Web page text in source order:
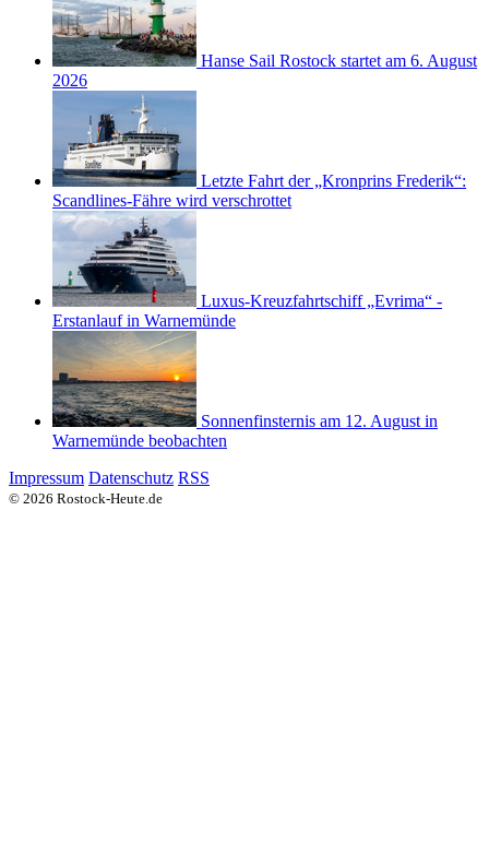
Hanse Sail Rostock startet am 6. August
2026
Letzte Fahrt der „Kronprins Frederik“:
Scandlines-Fähre wird verschrottet
Luxus-Kreuzfahrtschiff „Evrima“ -
Erstanlauf in Warnemünde
Sonnenfinsternis am 12. August in
Warnemünde beobachten
Impressum Datenschutz RSS
© 2026 Rostock-Heute.de